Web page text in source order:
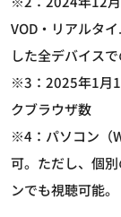
VOD・リアルタ
した全デバイス
※3：2025年1月1
クブラウザ数
※4：パソコン（
可。ただし、個
ンでも視聴可能。